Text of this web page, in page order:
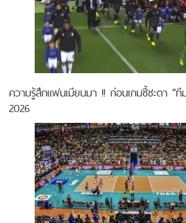
ความรู้สึกแฟนเมียนมา !! ก่อนเกมชี้ชะตา “ที
2026